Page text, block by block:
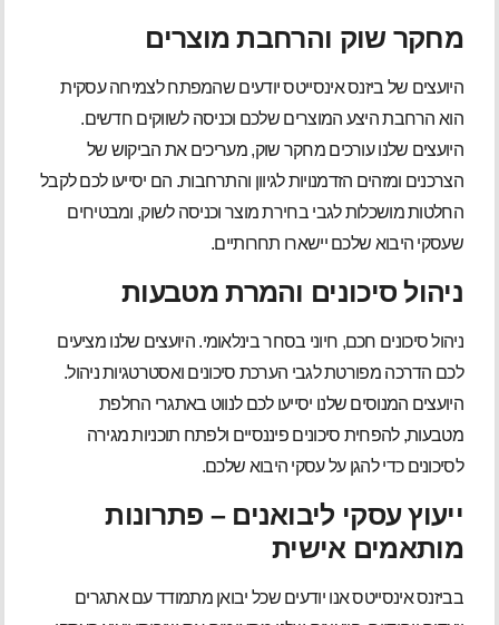
מחקר שוק והרחבת מוצרים
היועצים של ביזנס אינסייטס יודעים שהמפתח לצמיחה עסקית
הוא הרחבת היצע המוצרים שלכם וכניסה לשווקים חדשים.
היועצים שלנו עורכים מחקר שוק, מעריכים את הביקוש של
הצרכנים ומזהים הזדמנויות לגיוון והתרחבות. הם יסייעו לכם לקבל
החלטות מושכלות לגבי בחירת מוצר וכניסה לשוק, ומבטיחים
שעסקי היבוא שלכם יישארו תחרותיים.
ניהול סיכונים והמרת מטבעות
ניהול סיכונים חכם, חיוני בסחר בינלאומי. היועצים שלנו מציעים
לכם הדרכה מפורטת לגבי הערכת סיכונים ואסטרטגיות ניהול.
היועצים המנוסים שלנו יסייעו לכם לנווט באתגרי החלפת
מטבעות, להפחית סיכונים פיננסיים ולפתח תוכניות מגירה
לסיכונים כדי להגן על עסקי היבוא שלכם.
ייעוץ עסקי ליבואנים – פתרונות
מותאמים אישית
בביזנס אינסייטס אנו יודעים שכל יבואן מתמודד עם אתגרים